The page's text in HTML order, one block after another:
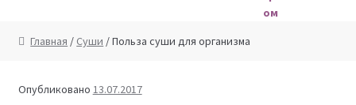
Главная / Суши / Польза суши для организма
Опубликовано 13.07.2017